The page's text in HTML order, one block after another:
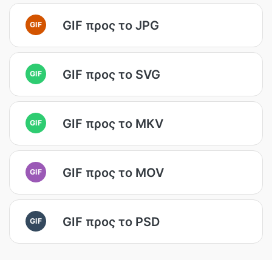
GIF GIF προς το JPG
GIF GIF προς το SVG
GIF GIF προς το MKV
GIF GIF προς το MOV
GIF GIF προς το PSD